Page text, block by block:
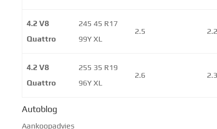
4.2 V8
Quattro
245 45 R17
99Y XL
2.5
4.2 V8
Quattro
255 35 R19
96Y XL
2.6
Autoblog
Aankoopadvies